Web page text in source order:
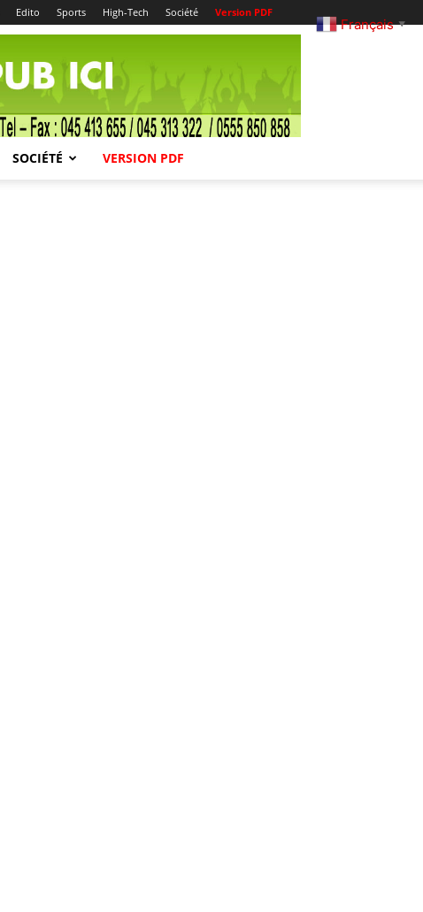
Edito Sports High-Tech Société Version PDF
SOCIÉTÉ VERSION PDF
Français ▼